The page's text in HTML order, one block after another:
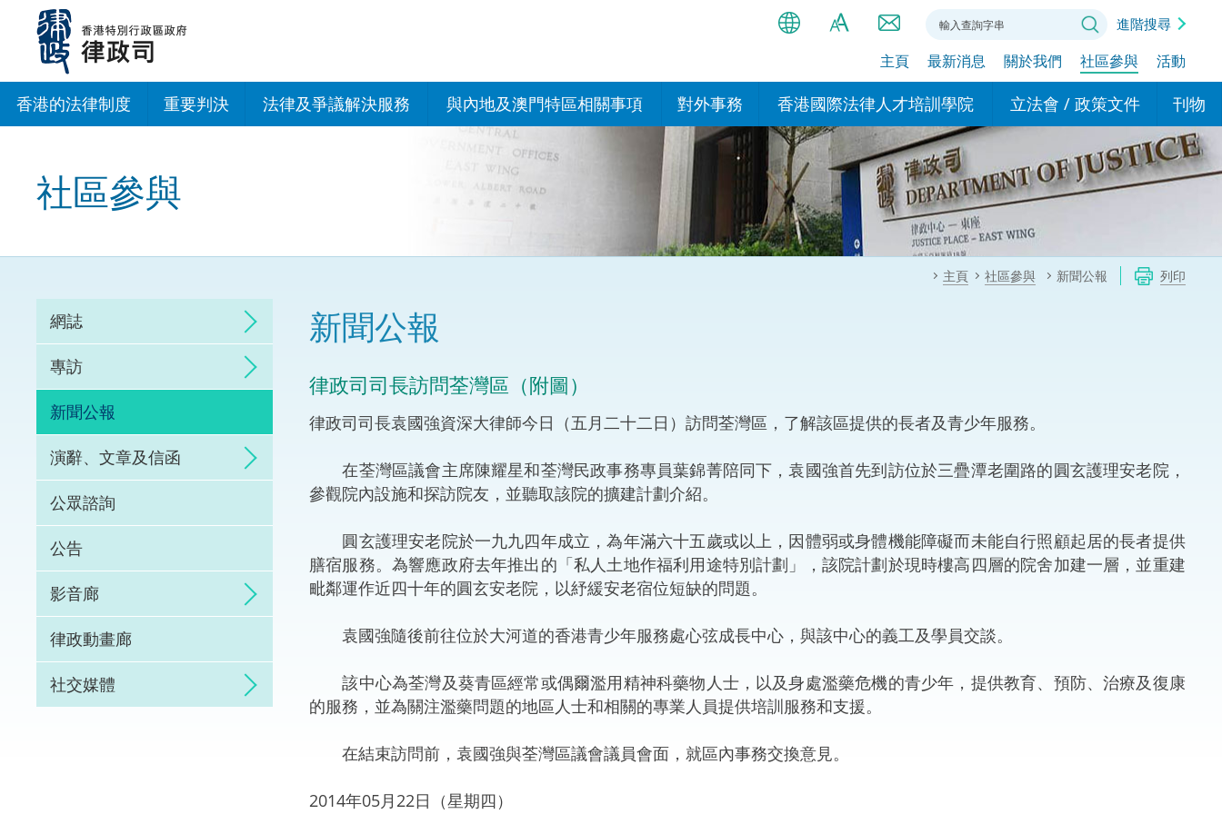
內
简
EN
Bahasa Indonesia (印尼語)
हिन्दी (印度語)
नेपाली (尼泊爾語)
Tiếng Việt (越南語)
A
A
進階搜尋
主頁 最新消息 關於我們 社區參與 活動
香港的法律制度 重要判決 法律及爭議解決服務
訴訟
網上爭議解決及法律科技
體育爭議解決先導計劃
能力建設
法律樞紐
促成交易和爭議解決服務中心
與內地及澳門特區相關事項
與內地的安排
香港與內地相互認可和執行民
商事案件判決的安排
關於建立更緊密經貿關係的安
與澳門特區的安排
“一帶一路”建設
粵港澳大灣區
對外事務
國際政府機構在香港設立辦事
處或運作
多邊協定
其他協定
香港國際法律人才培訓學院
我們的學院
我們的專家委員會
我們的辦公室
我們的培訓課程和能力建設項
立法會 / 政策文件
現行政策措施
政策文件
特別財務委員會
刊物
基本
民事
維護
刑事
相互
社區參與
主頁 社區參與 新聞公報 列印
網誌
專訪
新聞公報
演辭、文章及信函
公眾諮詢
公告
影音廊
律政動畫廊
社交媒體
新聞公報
律政司司長訪問荃灣區（附圖）
律政司司長袁國強資深大律師今日（五月二十二日）訪問荃灣區，了解該區提供的長者及青少年服務。
在荃灣區議會主席陳耀星和荃灣民政事務專員葉錦菁陪同下，袁國強首先到訪位於三疊潭老圍路的圓玄護理安老院，
參觀院內設施和探訪院友，並聽取該院的擴建計劃介紹。
圓玄護理安老院於一九九四年成立，為年滿六十五歲或以上，因體弱或身體機能障礙而未能自行照顧起居的長者提供
膳宿服務。為響應政府去年推出的「私人土地作福利用途特別計劃」，該院計劃於現時樓高四層的院舍加建一層，並重建
毗鄰運作近四十年的圓玄安老院，以紓緩安老宿位短缺的問題。
袁國強隨後前往位於大河道的香港青少年服務處心弦成長中心，與該中心的義工及學員交談。
該中心為荃灣及葵青區經常或偶爾濫用精神科藥物人士，以及身處濫藥危機的青少年，提供教育、預防、治療及復康
的服務，並為關注濫藥問題的地區人士和相關的專業人員提供培訓服務和支援。
在結束訪問前，袁國強與荃灣區議會議員會面，就區內事務交換意見。
2014年05月22日（星期四）